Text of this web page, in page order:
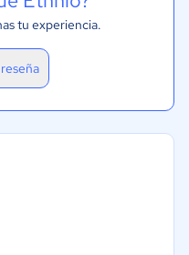
tu experiencia.